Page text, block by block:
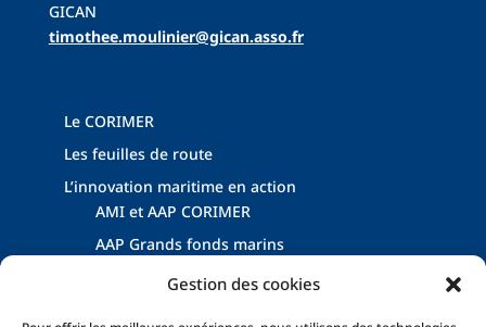
Gestion des cookies
GICAN
timothee.moulinier@gican.asso.fr
Le CORIMER
Les feuilles de route
L’innovation maritime en action
AMI et AAP CORIMER
AAP Grands fonds marins
Dispositifs Énergies Marines Renouvelables